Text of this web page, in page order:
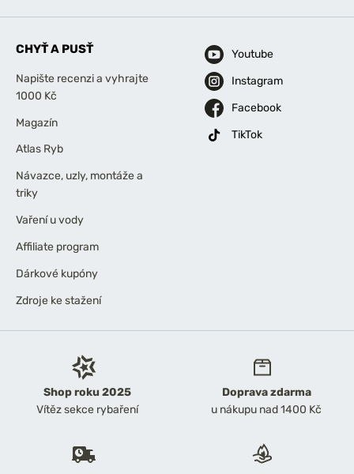
Shop roku 2025
Vítěz sekce rybaření
Doprava zdarma
u nákupu nad 1400 Kč
CHYŤ A PUSŤ
Napište recenzi a vyhrajte
1000 Kč
Magazín
Atlas Ryb
Návazce, uzly, montáže a
triky
Vaření u vody
Affiliate program
Dárkové kupóny
Zdroje ke stažení
Youtube
Instagram
Facebook
TikTok